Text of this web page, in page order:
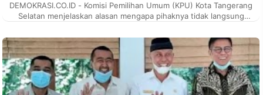
DEMOKRASI.CO.ID - Komisi Pemilihan Umum (KPU) Kota Tangerang
Selatan menjelaskan alasan mengapa pihaknya tidak langsung